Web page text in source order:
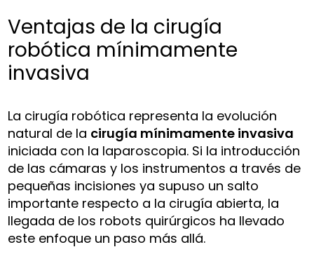
Ventajas de la cirugía
robótica mínimamente
invasiva
La cirugía robótica representa la evolución
natural de la cirugía mínimamente invasiva
iniciada con la laparoscopia. Si la introducción
de las cámaras y los instrumentos a través de
pequeñas incisiones ya supuso un salto
importante respecto a la cirugía abierta, la
llegada de los robots quirúrgicos ha llevado
este enfoque un paso más allá.